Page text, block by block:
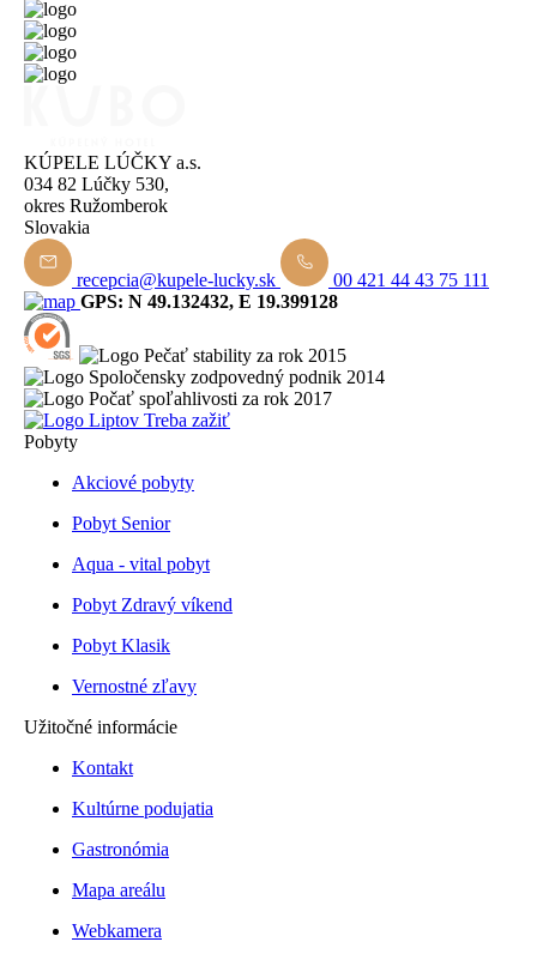
KÚPELE LÚČKY a.s.
034 82 Lúčky 530,
okres Ružomberok
Slovakia
recepcia@kupele-lucky.sk
00 421 44 43 75 111
GPS: N 49.132432, E 19.399128
Pobyty
Akciové pobyty
Pobyt Senior
Aqua - vital pobyt
Pobyt Zdravý víkend
Pobyt Klasik
Vernostné zľavy
Užitočné informácie
Kontakt
Kultúrne podujatia
Gastronómia
Mapa areálu
Webkamera